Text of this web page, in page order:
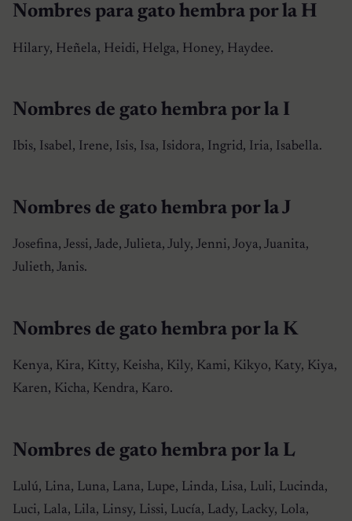
Nombres para gato hembra por la H
Hilary, Heñela, Heidi, Helga, Honey, Haydee.
Nombres de gato hembra por la I
Ibis, Isabel, Irene, Isis, Isa, Isidora, Ingrid, Iria, Isabella.
Nombres de gato hembra por la J
Josefina, Jessi, Jade, Julieta, July, Jenni, Joya, Juanita,
Julieth, Janis.
Nombres de gato hembra por la K
Kenya, Kira, Kitty, Keisha, Kily, Kami, Kikyo, Katy, Kiya,
Karen, Kicha, Kendra, Karo.
Nombres de gato hembra por la L
Lulú, Lina, Luna, Lana, Lupe, Linda, Lisa, Luli, Lucinda,
Luci, Lala, Lila, Linsy, Lissi, Lucía, Lady, Lacky, Lola,